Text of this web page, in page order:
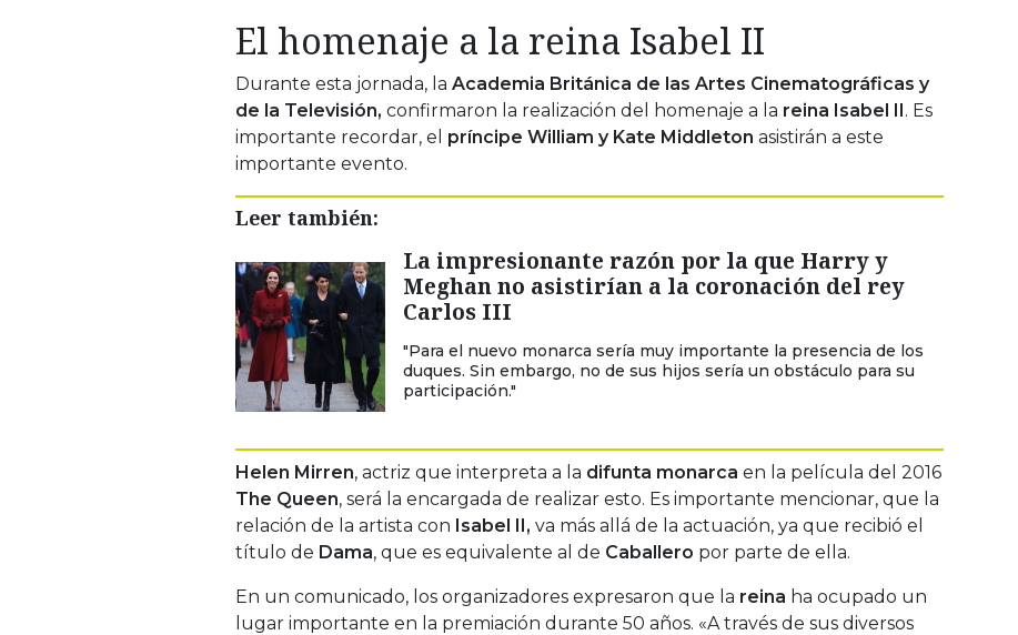
El homenaje a la reina Isabel II
Durante esta jornada, la Academia Británica de las Artes Cinematográficas y
de la Televisión, confirmaron la realización del homenaje a la reina Isabel II. Es
importante recordar, el príncipe William y Kate Middleton asistirán a este
importante evento.
Leer también:
La impresionante razón por la que Harry y
Meghan no asistirían a la coronación del rey
Carlos III
"Para el nuevo monarca sería muy importante la presencia de los
duques. Sin embargo, no de sus hijos sería un obstáculo para su
participación."
Helen Mirren, actriz que interpreta a la difunta monarca en la película del 2016
The Queen, será la encargada de realizar esto. Es importante mencionar, que la
relación de la artista con Isabel II, va más allá de la actuación, ya que recibió el
título de Dama, que es equivalente al de Caballero por parte de ella.
En un comunicado, los organizadores expresaron que la reina ha ocupado un
lugar importante en la premiación durante 50 años. «A través de sus diversos